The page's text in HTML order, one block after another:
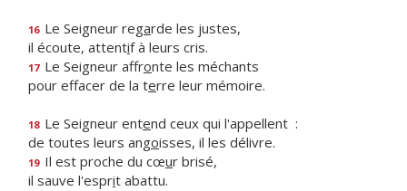
16 Le Seigneur regarde les justes,
il écoute, attentif à leurs cris.
17 Le Seigneur affronte les méchants
pour effacer de la terre leur mémoire.
18 Le Seigneur entend ceux qui l'appellent :
de toutes leurs angoisses, il les délivre.
19 Il est proche du cœur brisé,
il sauve l'esprit abattu.